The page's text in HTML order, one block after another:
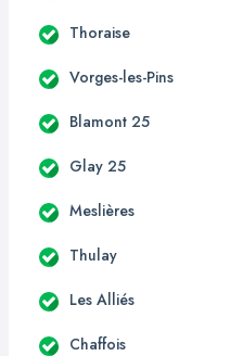
Thoraise
Vorges-les-Pins
Blamont 25
Glay 25
Meslières
Thulay
Les Alliés
Chaffois